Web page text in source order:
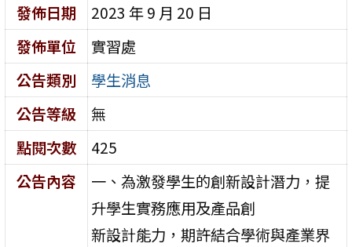
發佈日期
2023 年 9 月 20 日
發佈單位
實習處
公告類別
學生消息
公告等級
無
點閱次數
425
公告內容
一、為激發學生的創新設計潛力，提
升學生實務應用及產品創
新設計能力，期許結合學術與產業界